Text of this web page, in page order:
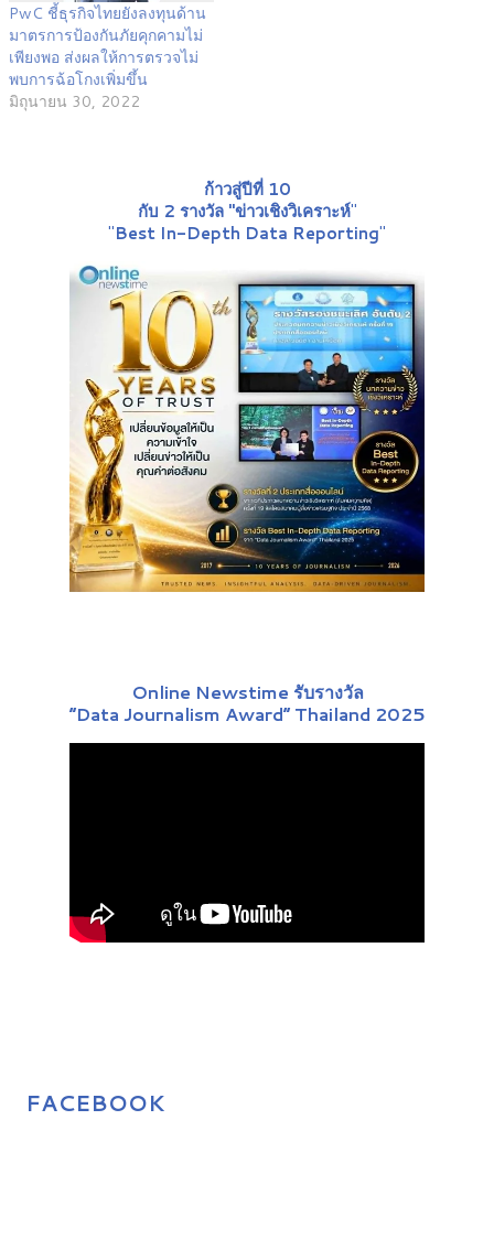
PwC ชี้ธุรกิจไทยยังลงทุนด้าน
มาตรการป้องกันภัยคุกคามไม่
เพียงพอ ส่งผลให้การตรวจไม่
พบการฉ้อโกงเพิ่มขึ้น
มิถุนายน 30, 2022
ก้าวสู่ปีที่ 10
กับ 2 รางวัล "ข่าวเชิงวิเคราะห์"
"Best In-Depth Data Reporting"
Online Newstime รับรางวัล
“Data Journalism Award” Thailand 2025
FACEBOOK